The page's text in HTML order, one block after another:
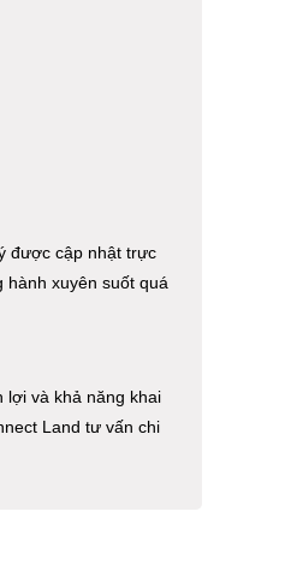
được cập nhật trực
xuyên suốt quá
lợi và khả năng khai
Land tư vấn chi